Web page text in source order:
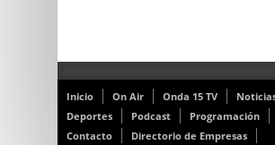
Inicio On Air Onda 15 TV
Deportes
Podcast
Programación
Contacto
Directorio de Empresas